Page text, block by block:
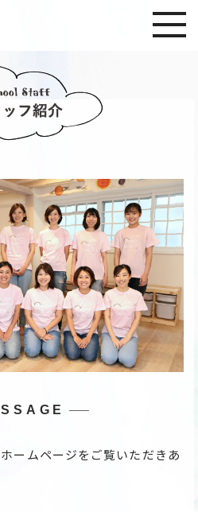
ームページをご覧いただきあ